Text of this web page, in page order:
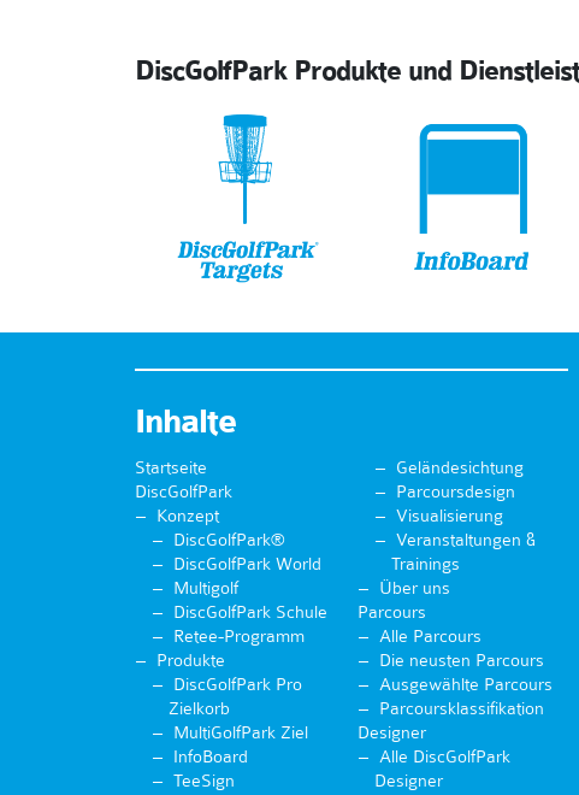
DiscGolfPark Produkte und
Inhalte
Startseite
DiscGolfPark
Konzept
DiscGolfPark®
DiscGolfPark World
Multigolf
DiscGolfPark Schule
Retee-Programm
Produkte
DiscGolfPark Pro
Zielkorb
MultiGolfPark Ziel
InfoBoard
TeeSign
Geländesichtung
Parcoursdesign
Visualisierung
Veranstaltungen &
Trainings
Über uns
Parcours
Alle Parcours
Die neusten Parcours
Ausgewählte Parcours
Parcoursklassifikation
Designer
Alle DiscGolfPark
Designer